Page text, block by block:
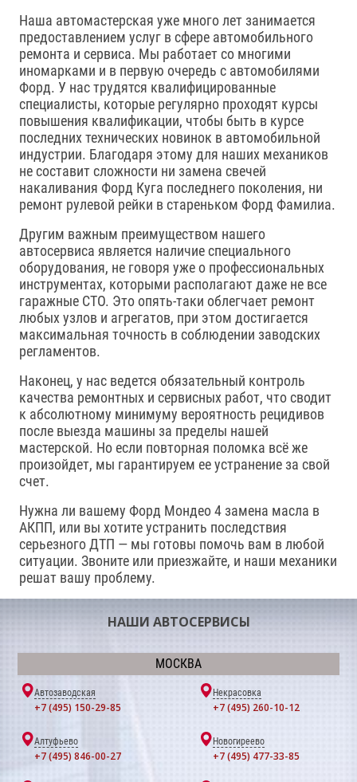
Наша автомастерская уже много лет занимается
предоставлением услуг в сфере автомобильного
ремонта и сервиса. Мы работает со многими
иномарками и в первую очередь с автомобилями
Форд. У нас трудятся квалифицированные
специалисты, которые регулярно проходят курсы
повышения квалификации, чтобы быть в курсе
последних технических новинок в автомобильной
индустрии. Благодаря этому для наших механиков
не составит сложности ни замена свечей
накаливания Форд Куга последнего поколения, ни
ремонт рулевой рейки в стареньком Форд Фамилиа.
Другим важным преимуществом нашего
автосервиса является наличие специального
оборудования, не говоря уже о профессиональных
инструментах, которыми располагают даже не все
гаражные СТО. Это опять-таки облегчает ремонт
любых узлов и агрегатов, при этом достигается
максимальная точность в соблюдении заводских
регламентов.
Наконец, у нас ведется обязательный контроль
качества ремонтных и сервисных работ, что сводит
к абсолютному минимуму вероятность рецидивов
после выезда машины за пределы нашей
мастерской. Но если повторная поломка всё же
произойдет, мы гарантируем ее устранение за свой
счет.
Нужна ли вашему Форд Мондео 4 замена масла в
АКПП, или вы хотите устранить последствия
серьезного ДТП — мы готовы помочь вам в любой
ситуации. Звоните или приезжайте, и наши механики
решат вашу проблему.
НАШИ АВТОСЕРВИСЫ
МОСКВА
Автозаводская
+7 (495) 150-29-85
Некрасовка
+7 (495) 260-10-12
Алтуфьево
+7 (495) 846-00-27
Новогиреево
+7 (495) 477-33-85